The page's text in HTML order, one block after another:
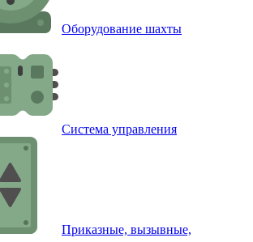
Оборудование шахты
Система управления
Приказные, вызывные,